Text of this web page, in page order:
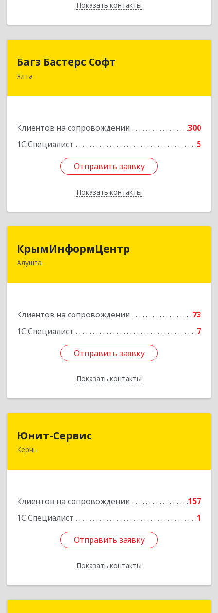
Показать контакты
Назад
Багз Бастерс Софт
Ялта
Клиентов на сопровождении
300
1С:Специалист
5
Отправить заявку
Показать контакты
Багз Бастерс Софт
298603, Крым Респ, Ялта г, Свердлова ул, дом №
Отправить заявку
Назад
КрымИнформЦентр
Алушта
Клиентов на сопровождении
73
1С:Специалист
7
Отправить заявку
Показать контакты
298500, Крым Респ, Алушта г, Горького ул, дом
Отправить заявку
Назад
Юнит-Сервис
Керчь
Клиентов на сопровождении
157
1С:Специалист
1
Отправить заявку
Показать контакты
298300, Крым Респ, Керчь г, Кооперативный
Отправить заявку
Назад